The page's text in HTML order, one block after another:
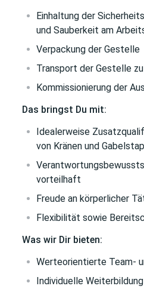
Einhaltung der
und Sauberkeit am
Verpackung der Gestelle
Transport der Gestelle
Kommissionierung der
Das bringst Du mit:
Idealerweise
von Kränen und
vorteilhaft
Freude an körperlicher
Flexibilität sowie
Was wir Dir bieten:
Werteorientierte Team-
Individuelle